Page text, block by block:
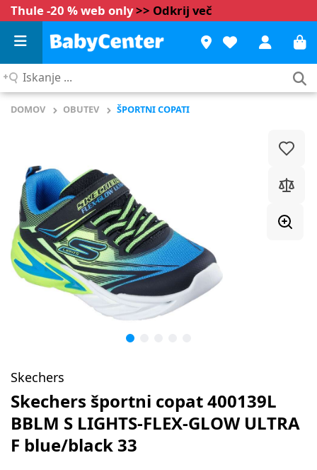
Thule -20 % web only>> Odkrij več
Iskanje
DOMOV OBUTEV ŠPORTNI COPATI
Skechers
Skechers športni copat 400139L
BBLM S LIGHTS-FLEX-GLOW ULTRA
F blue/black 33